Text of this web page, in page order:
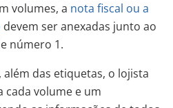
volumes, a nota fiscal ou a
devem ser anexadas junto ao
número 1.
além das etiquetas, o lojista
cada volume e um